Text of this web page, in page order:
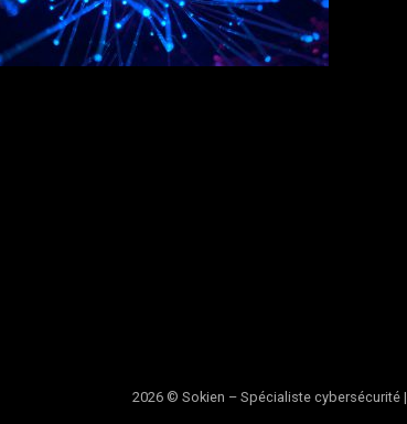
2026 © Sokien – Spécialiste cybersécurité |